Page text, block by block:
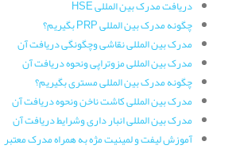
دریافت مدرک بین المللی HSE
چگونه مدرک بین المللی PRP بگیریم؟
مدرک بین المللی نقاشی وچگونگی دریافت آن
مدرک بین المللی مزوتراپی ونحوه دریافت آن
چگونه مدرک بین المللی مستری بگیریم؟
مدرک بین المللی کاشت ناخن ونحوه دریافت آن
مدرک بین المللی انبار داری وشرایط دریافت آن
آموزش لیفت و لمینیت مژه به همراه مدرک معتبر